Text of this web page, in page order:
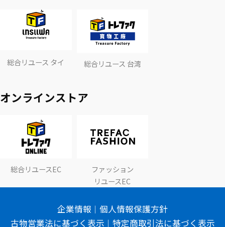
総合リユース タイ 総合リユース 台湾
オンラインストア
総合リユースEC
ファッション
リユースEC
企業情報
個人情報保護方針
古物営業法に基づく表示
特定商取引法に基づく表示